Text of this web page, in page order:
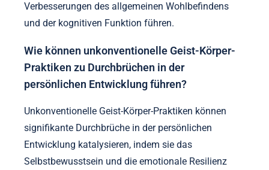
Verbesserungen des allgemeinen Wohlbefindens
und der kognitiven Funktion führen.
Wie können unkonventionelle Geist-Körper-
Praktiken zu Durchbrüchen in der
persönlichen Entwicklung führen?
Unkonventionelle Geist-Körper-Praktiken können
signifikante Durchbrüche in der persönlichen
Entwicklung katalysieren, indem sie das
Selbstbewusstsein und die emotionale Resilienz